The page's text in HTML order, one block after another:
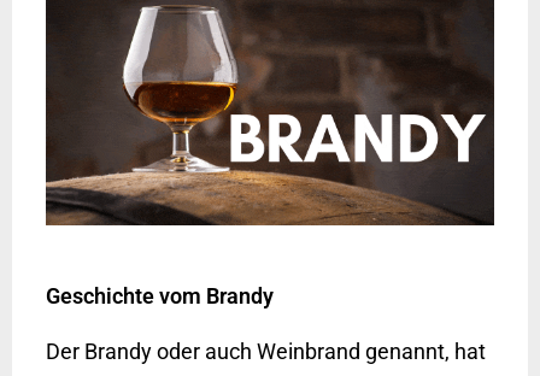
Geschichte vom Brandy
Der Brandy oder auch Weinbrand genannt, hat